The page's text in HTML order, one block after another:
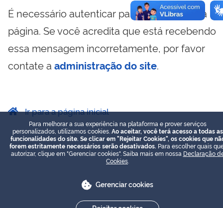
É necessário autenticar para visualizar essa
página. Se você acredita que está recebendo
essa mensagem incorretamente, por favor
contate a administração do site.
Ir para a página inicial
Para melhorar a sua experiência na plataforma e prover serviços
personalizados, utilizamos cookies. Ao aceitar, você terá acesso a todas as
funcionalidades do site. Se clicar em "Rejeitar Cookies", os cookies que
forem estritamente necessários serão desativados. Para escolher quais
autorizar, clique em "Gerenciar cookies". Saiba mais em nossa Declaração
Cookies
Gerenciar cookies